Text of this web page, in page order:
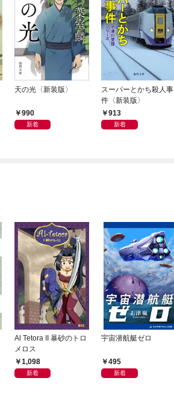
天の光〈新装版〉
990
新着
スーパーとかち殺人事
件〈新装版〉
913
新着
Al Tetora II 暴砂のトロ
メロス
1,098
新着
宇宙潜航艇ゼロ
495
新着